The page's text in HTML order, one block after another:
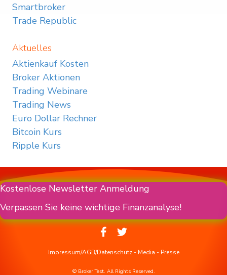
Smartbroker
Trade Republic
Aktuelles
Aktienkauf Kosten
Broker Aktionen
Trading Webinare
Trading News
Euro Dollar Rechner
Bitcoin Kurs
Ripple Kurs
Kostenlose Newsletter Anmeldung
Verpassen Sie keine wichtige Finanzanalyse!
Impressum/AGB/Datenschutz- Media - Presse
© Broker Test. All Rights Reserved.